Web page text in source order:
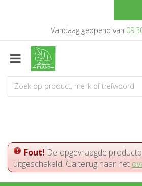
a
Vandaag geopend van
Fout! De opgevraagde
uitgeschakeld. Ga terug naar het